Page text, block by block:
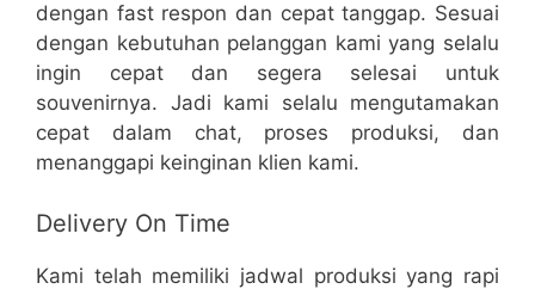
dengan fast respon dan cepat tanggap. Sesuai
dengan kebutuhan pelanggan kami yang selalu
ingin cepat dan segera selesai untuk
souvenirnya. Jadi kami selalu mengutamakan
cepat dalam chat, proses produksi, dan
menanggapi keinginan klien kami.
Delivery On Time
Kami telah memiliki jadwal produksi yang rapi